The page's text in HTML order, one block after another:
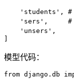
'students' ,
#
'sers' ,
#
'unsers' ,
模型代码：
from django . db